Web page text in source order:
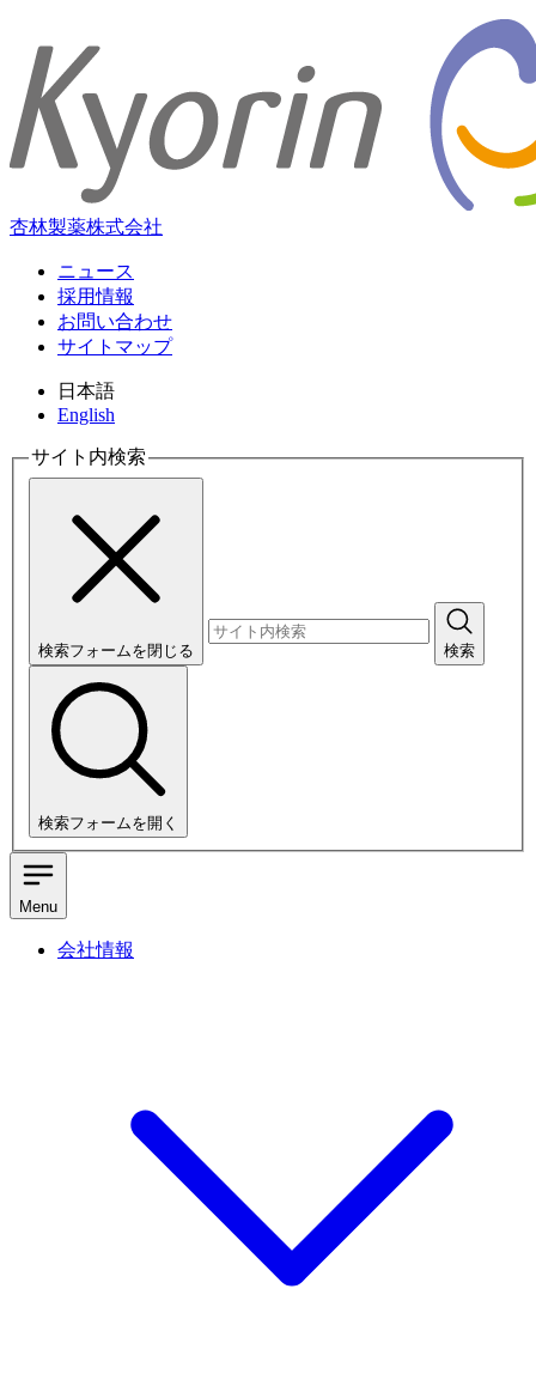
杏林製薬株式会社
ニュース
採用情報
お問い合わせ
サイトマップ
日本語
English
サイト内検索
検索フォームを閉じる 検索
検索フォームを開く
Menu
会社情報